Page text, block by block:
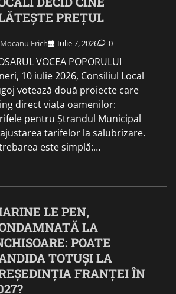
PREȚUL
Mocanu Erich Iulie 7, 2026 0
VOCEA POPORULUI
10 iulie 2026, Consiliul Local
votează două proiecte care
direct viața oamenilor:
pentru Ștrandul Municipal
tarifelor la salubrizare.
este simplă:…
LE PEN,
LA
POATE
TOTUȘI LA
FRANȚEI ÎN